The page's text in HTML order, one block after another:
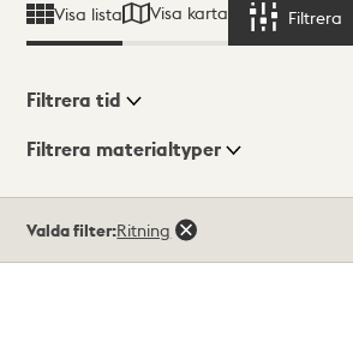
Visa lista Visa karta Filtrera
Visningsläge
Filtrera tid
Filtrera materialtyper
träffar
Valda filter:Ritning